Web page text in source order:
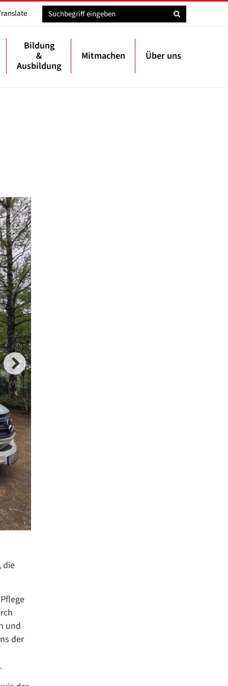
Bildung
&
Ausbildung
Mitmachen Über uns
die
und
der